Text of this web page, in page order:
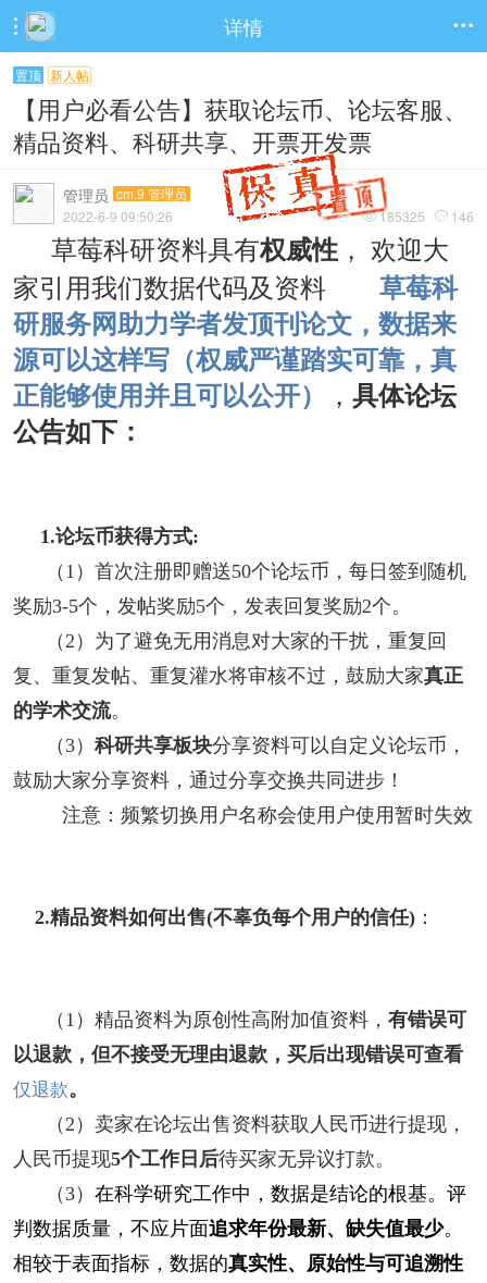
 详情 
置顶 新人帖
【用户必看公告】获取论坛币、论坛客服、
精品资料、科研共享、开票开发票
管理员 cm.9 管理员
185325  146
2022-6-9 09:50:26
草莓科研资料具有权威性 ， 欢迎大
家引用我们数据代码及资料
草莓科
研服务网助力学者发顶刊论文，数据来
源可以这样写（权威严谨踏实可靠，真
正能够使用并且可以公开）
， 具体论坛
公告如下：
1.论坛币获得方式:
（1）首次注册即赠送50个论坛币 ，每日签到随机
奖励3-5个，发帖奖励5个，发表回复奖励2个。
（2）为了避免无用消息对大家的干扰，重复回
复、重复发帖、重复灌水将审核不过，鼓励大家真正
的学术交流。
（3） 科研共享板块分享资料可以自定义论坛币，
鼓励大家分享资料，通过分享交换共同进步！
注意：频繁切换用户名称会使用户使用暂时失效
2.精品资料如何出售(不辜负每个用户的信任) ：
（1）精品资料为原创性高附加值资料， 有错误可
以退款，但不接受无理由退款，买后出现错误可查看
仅退款。
（2）卖家在论坛出售资料获取人民币进行提现，
人民币提现5个工作日后待买家无异议打款。
（3） 在科学研究工作中，数据是结论的根基。评
判数据质量，不应片面追求年份最新、缺失值最少。
相较于表面指标，数据的真实性、原始性与可追溯性